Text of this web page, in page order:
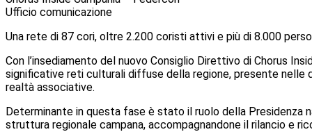
Ufficio comunicazione
Una rete di 87 cori, oltre 2.200 coristi attivi e più di 8.000
Con l’insediamento del nuovo Consiglio Direttivo di Chorus
significative reti culturali diffuse della regione, presente nelle
realtà associative.
Determinante in questa fase è stato il ruolo della Presidenza
struttura regionale campana, accompagnandone il rilancio e